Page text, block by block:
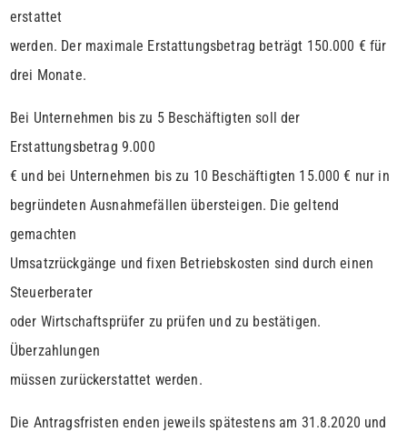
erstattet
werden. Der maximale Erstattungsbetrag beträgt 150.000 € für
drei Monate.
Bei Unternehmen bis zu 5 Beschäftigten soll der
Erstattungsbetrag 9.000
€ und bei Unternehmen bis zu 10 Beschäftigten 15.000 € nur in
begründeten Ausnahmefällen übersteigen. Die geltend
gemachten
Umsatzrückgänge und fixen Betriebskosten sind durch einen
Steuerberater
oder Wirtschaftsprüfer zu prüfen und zu bestätigen.
Überzahlungen
müssen zurückerstattet werden.
Die Antragsfristen enden jeweils spätestens am 31.8.2020 und